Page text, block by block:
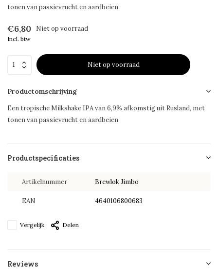
tonen van passievrucht en aardbeien
€6,80 Niet op voorraad
Incl. btw
Niet op voorraad
Productomschrijving
Een tropische Milkshake IPA van 6,9% afkomstig uit Rusland, met
tonen van passievrucht en aardbeien
Productspecificaties
Artikelnummer Brewlok Jimbo
EAN 4640106800683
Vergelijk Delen
Reviews